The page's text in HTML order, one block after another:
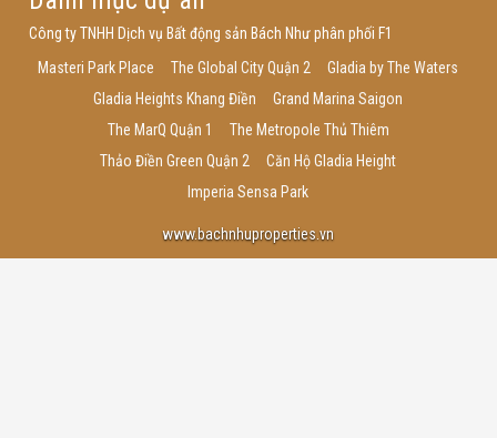
Công ty TNHH Dịch vụ Bất động sản Bách Như phân phối F1
Masteri Park Place
The Global City Quận 2
Gladia by The Waters
Gladia Heights Khang Điền
Grand Marina Saigon
The MarQ Quận 1
The Metropole Thủ Thiêm
Thảo Điền Green Quận 2
Căn Hộ Gladia Height
Imperia Sensa Park
www.bachnhuproperties.vn